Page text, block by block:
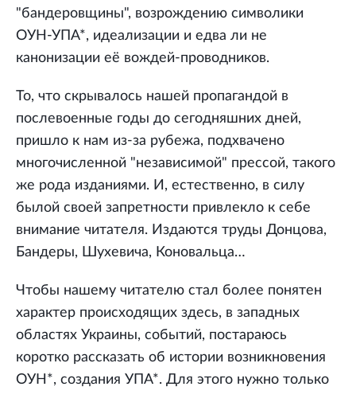
"бандеровщины", возрождению символики
ОУН-УПА*, идеализации и едва ли не
канонизации её вождей-проводников.
То, что скрывалось нашей пропагандой в
послевоенные годы до сегодняшних дней,
пришло к нам из-за рубежа, подхвачено
многочисленной "независимой" прессой, такого
же рода изданиями. И, естественно, в силу
былой своей запретности привлекло к себе
внимание читателя. Издаются труды Донцова,
Бандеры, Шухевича, Коновальца…
Чтобы нашему читателю стал более понятен
характер происходящих здесь, в западных
областях Украины, событий, постараюсь
коротко рассказать об истории возникновения
ОУН*, создания УПА*. Для этого нужно только